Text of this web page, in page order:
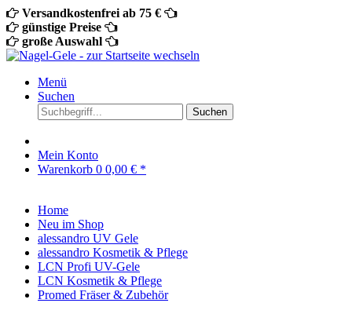
Versandkostenfrei ab 75 €
günstige Preise
große Auswahl
Menü
Suchen
Suchen
Mein Konto
Warenkorb 0 0,00 € *
Home
Neu im Shop
alessandro UV Gele
alessandro Kosmetik & Pflege
LCN Profi UV-Gele
LCN Kosmetik & Pflege
Promed Fräser & Zubehör